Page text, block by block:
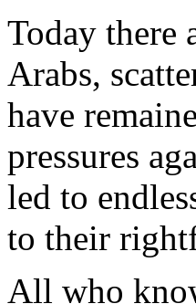
Today there
Arabs,
have
pressures
led to
to their
All who